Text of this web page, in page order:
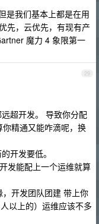
是我们基本上都是在用
先，云优先，有现有产
魔力 4 象限第一
29
超开发。 导致你分配
精通又能咋滴呢，换
开发要低。
发能配上一个运维就算
开发团队团建 带上你
以上的）运维应该不多